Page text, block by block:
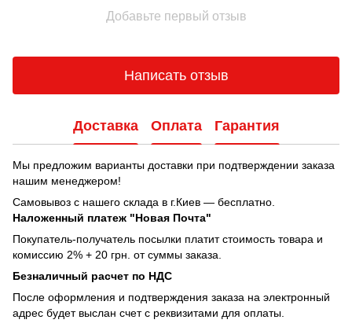
Добавьте первый отзыв
Написать отзыв
Доставка Оплата Гарантия
Мы предложим варианты доставки при подтверждении заказа
нашим менеджером!
Самовывоз с нашего склада в г.Киев — бесплатно.
Наложенный платеж "Новая Почта"
Покупатель-получатель посылки платит стоимость товара и
комиссию 2% + 20 грн. от суммы заказа.
Безналичный расчет по НДС
После оформления и подтверждения заказа на электронный
адрес будет выслан счет с реквизитами для оплаты.